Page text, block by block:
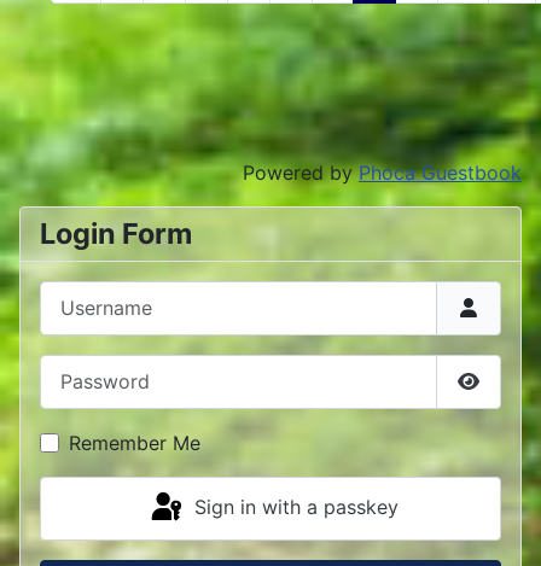
Powered byPhoca Guestbook
Login Form
Show
Remember Me
Sign in with a passkey